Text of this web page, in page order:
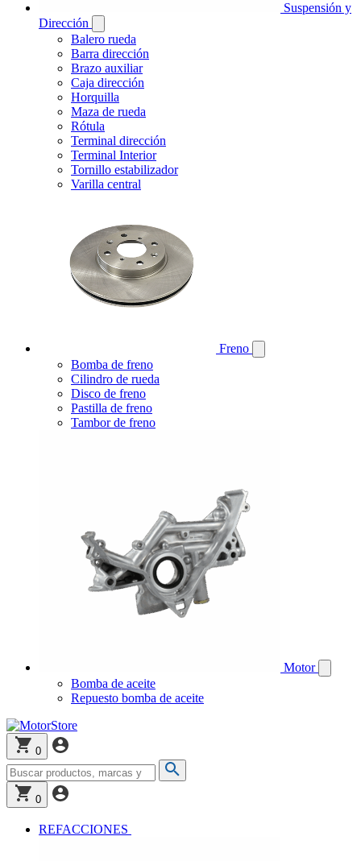
Suspensión y
Dirección
Balero rueda
Barra dirección
Brazo auxiliar
Caja dirección
Horquilla
Maza de rueda
Rótula
Terminal dirección
Terminal Interior
Tornillo estabilizador
Varilla central
Freno
Bomba de freno
Cilindro de rueda
Disco de freno
Pastilla de freno
Tambor de freno
Motor
Bomba de aceite
Repuesto bomba de aceite
0
0
REFACCIONES